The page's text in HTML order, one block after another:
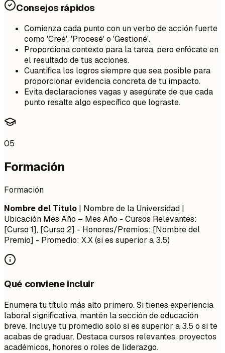
Consejos rápidos
Comienza cada punto con un verbo de acción fuerte
como 'Creé', 'Procesé' o 'Gestioné'.
Proporciona contexto para la tarea, pero enfócate en
el resultado de tus acciones.
Cuantifica los logros siempre que sea posible para
proporcionar evidencia concreta de tu impacto.
Evita declaraciones vagas y asegúrate de que cada
punto resalte algo específico que lograste.
05
Formación
Formación
Nombre del Título | Nombre de la Universidad |
Ubicación Mes Año – Mes Año - Cursos Relevantes:
[Curso 1], [Curso 2] - Honores/Premios: [Nombre del
Premio] - Promedio: X.X (si es superior a 3.5)
Qué conviene incluir
Enumera tu título más alto primero. Si tienes experiencia
laboral significativa, mantén la sección de educación
breve. Incluye tu promedio solo si es superior a 3.5 o si te
acabas de graduar. Destaca cursos relevantes, proyectos
académicos, honores o roles de liderazgo.